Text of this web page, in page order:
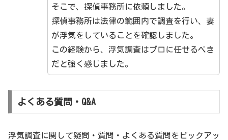
そこで、探偵事務所に依頼しました。
探偵事務所は法律の範囲内で調査を行い、妻
が浮気をしていることを確認しました。
この経験から、浮気調査はプロに任せるべき
だと強く感じました。
よくある質問・Q&A
浮気調査に関して疑問・質問・よくある質問をピックアッ